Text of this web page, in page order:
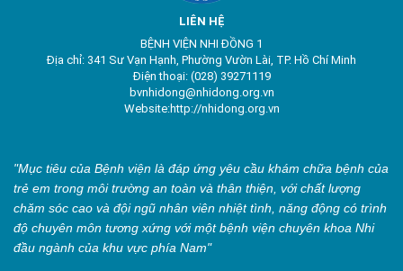
LIÊN HỆ
BỆNH VIỆN NHI ĐỒNG 1
Địa chỉ: 341 Sư Vạn Hạnh, Phường Vườn Lài, TP. Hồ Chí Minh
Điện thoại: (028) 39271119
bvnhidong@nhidong.org.vn
Website:http://nhidong.org.vn
"Mục tiêu của Bệnh viện là đáp ứng yêu cầu khám chữa bệnh của
trẻ em trong môi trường an toàn và thân thiện, với chất lượng
chăm sóc cao và đội ngũ nhân viên nhiệt tình, năng động có trình
độ chuyên môn tương xứng với một bệnh viện chuyên khoa Nhi
đầu ngành của khu vực phía Nam"